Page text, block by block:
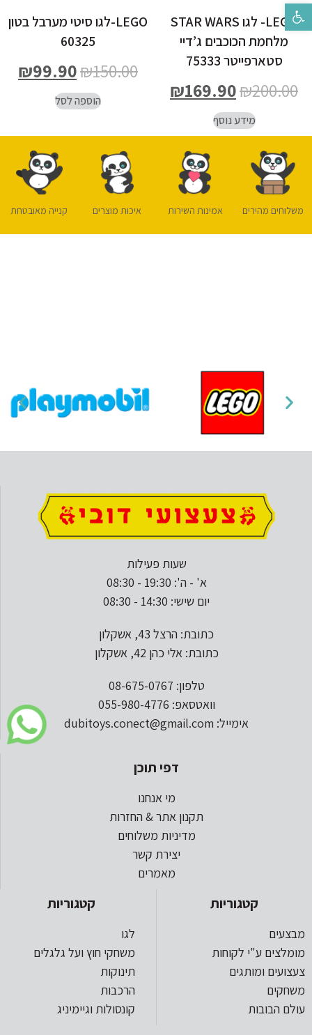
פתח סרגל נגישות
LEGO- לגו STAR WARS
מלחמת הכוכבים ג’דיי
סטארפייטר 75333
₪200.00
₪169.90
מידע נוסף
LEGO-לגו סיטי מערבל בטון
60325
₪150.00
₪99.90
הוספה לסל
משלוחים מהירים אמינות השירות איכות מוצרים קנייה מאובטחת
שעות פעילות
א' - ה': 19:30 - 08:30
יום שישי: 14:30 - 08:30
כתובת: הרצל 43, אשקלון
כתובת: אלי כהן 42, אשקלון
טלפון: 08-675-0767
וואטסאפ: 055-980-4776
אימייל: dubitoys.conect@gmail.com
דפי תוכן
מי אנחנו
תקנון אתר & החזרות
מדיניות משלוחים
יצירת קשר
מאמרים
קטגוריות
מבצעים
מומלצים ע"י לקוחות
צעצועים ומותגים
משחקים
עולם הבובות
קטגוריות
לגו
משחקי חוץ ועל גלגלים
תינוקות
הרכבות
קונסולות וגיימיניג